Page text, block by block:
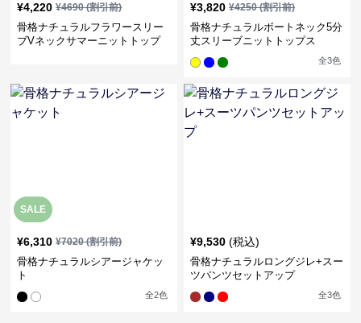
¥4,220 ¥4690(割引前)
骨格ナチュラルフラワースリー
ブVネックサマーニットトップ
¥3,820 ¥4250(割引前)
骨格ナチュラルボートネック5分
丈スリーブニットトップス
全3色
SALE
¥6,310 ¥7020(割引前)
骨格ナチュラルシアージャケッ
ト
全2色
¥9,530 (税込)
骨格ナチュラルロングジレ+スー
ツパンツセットアップ
全3色